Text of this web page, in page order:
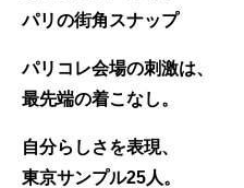
パリの街角スナップ
パリコレ会場の刺激は、
最先端の着こなし。
自分らしさを表現、
東京サンプル25人。